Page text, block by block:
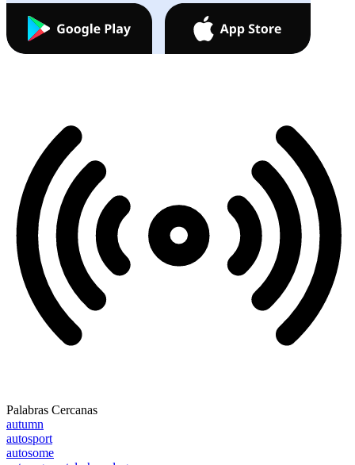
Palabras Cercanas
autumn
autosport
autosome